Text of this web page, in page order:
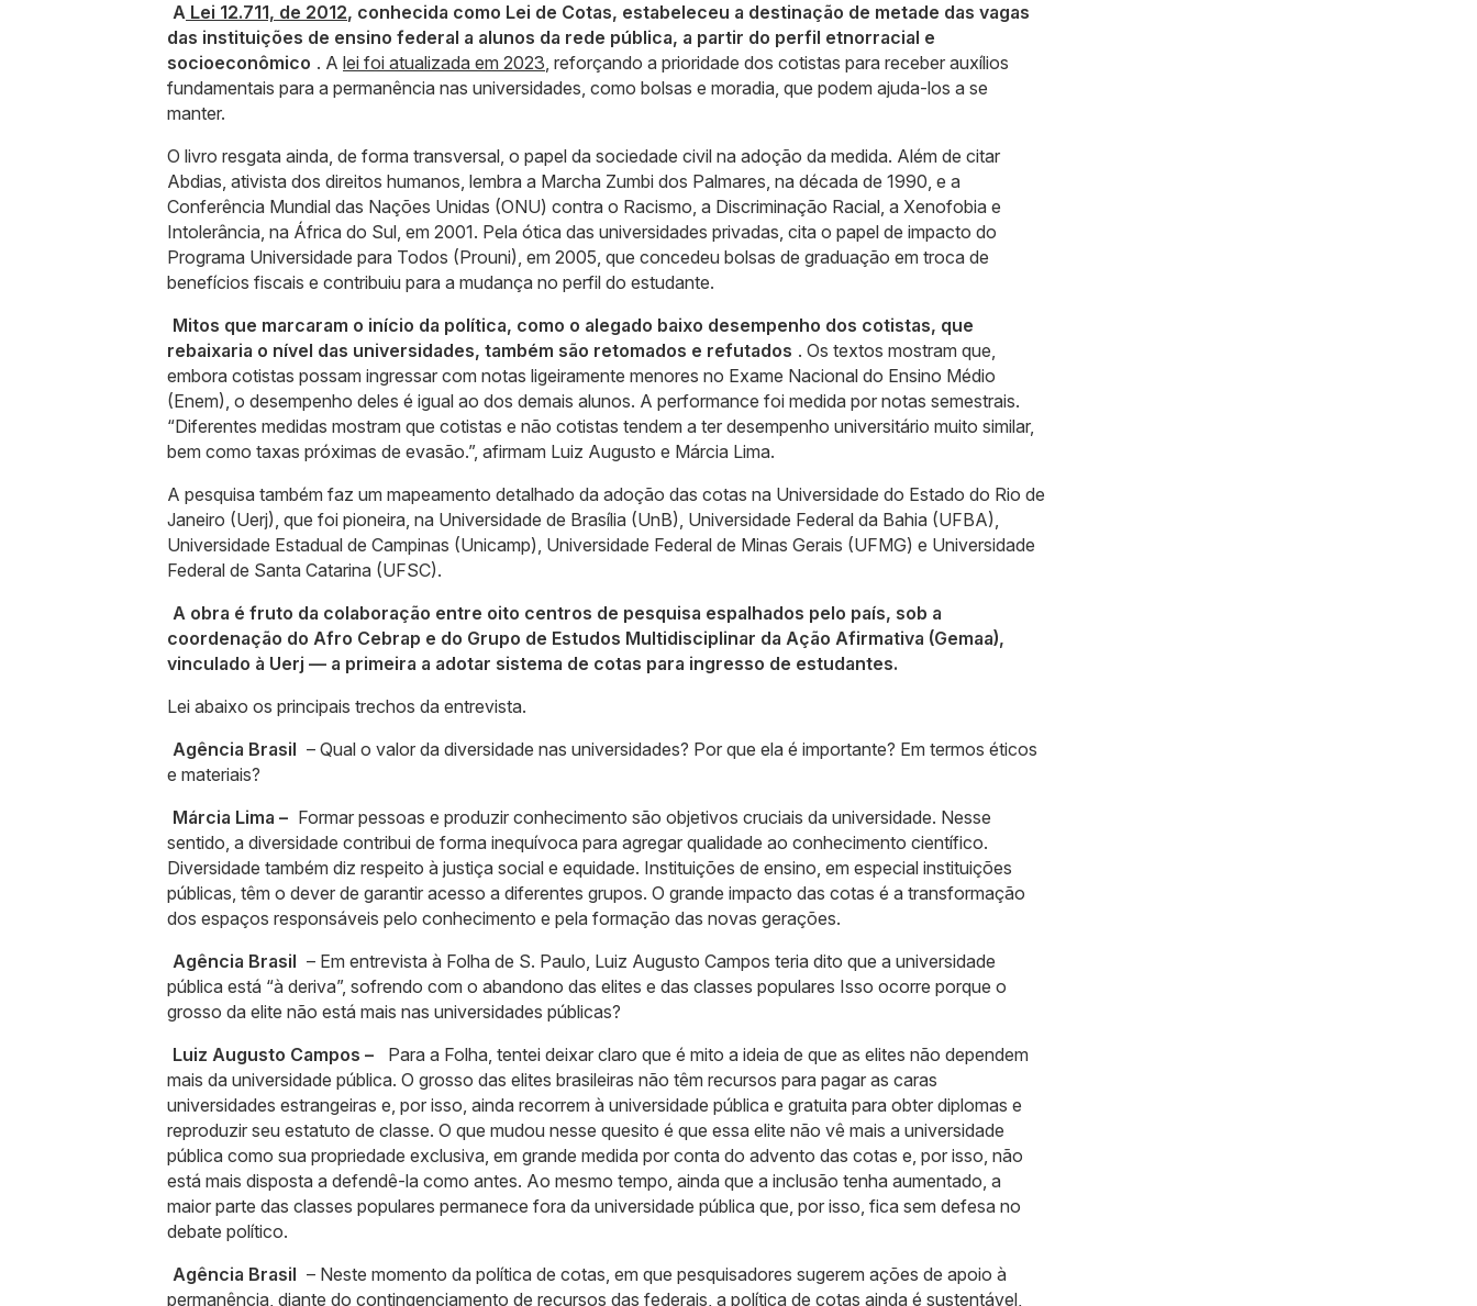
A Lei 12.711, de 2012, conhecida como Lei de Cotas, estabeleceu a destinação de metade das vagas
das instituições de ensino federal a alunos da rede pública, a partir do perfil etnorracial e
socioeconômico . A lei foi atualizada em 2023, reforçando a prioridade dos cotistas para receber auxílios
fundamentais para a permanência nas universidades, como bolsas e moradia, que podem ajuda-los a se
manter.
O livro resgata ainda, de forma transversal, o papel da sociedade civil na adoção da medida. Além de citar
Abdias, ativista dos direitos humanos, lembra a Marcha Zumbi dos Palmares, na década de 1990, e a
Conferência Mundial das Nações Unidas (ONU) contra o Racismo, a Discriminação Racial, a Xenofobia e
Intolerância, na África do Sul, em 2001. Pela ótica das universidades privadas, cita o papel de impacto do
Programa Universidade para Todos (Prouni), em 2005, que concedeu bolsas de graduação em troca de
benefícios fiscais e contribuiu para a mudança no perfil do estudante.
Mitos que marcaram o início da política, como o alegado baixo desempenho dos cotistas, que
rebaixaria o nível das universidades, também são retomados e refutados . Os textos mostram que,
embora cotistas possam ingressar com notas ligeiramente menores no Exame Nacional do Ensino Médio
(Enem), o desempenho deles é igual ao dos demais alunos. A performance foi medida por notas semestrais.
“Diferentes medidas mostram que cotistas e não cotistas tendem a ter desempenho universitário muito similar,
bem como taxas próximas de evasão.”, afirmam Luiz Augusto e Márcia Lima.
A pesquisa também faz um mapeamento detalhado da adoção das cotas na Universidade do Estado do Rio de
Janeiro (Uerj), que foi pioneira, na Universidade de Brasília (UnB), Universidade Federal da Bahia (UFBA),
Universidade Estadual de Campinas (Unicamp), Universidade Federal de Minas Gerais (UFMG) e Universidade
Federal de Santa Catarina (UFSC).
A obra é fruto da colaboração entre oito centros de pesquisa espalhados pelo país, sob a
coordenação do Afro Cebrap e do Grupo de Estudos Multidisciplinar da Ação Afirmativa (Gemaa),
vinculado à Uerj — a primeira a adotar sistema de cotas para ingresso de estudantes.
Lei abaixo os principais trechos da entrevista.
Agência Brasil – Qual o valor da diversidade nas universidades? Por que ela é importante? Em termos éticos
e materiais?
Márcia Lima – Formar pessoas e produzir conhecimento são objetivos cruciais da universidade. Nesse
sentido, a diversidade contribui de forma inequívoca para agregar qualidade ao conhecimento científico.
Diversidade também diz respeito à justiça social e equidade. Instituições de ensino, em especial instituições
públicas, têm o dever de garantir acesso a diferentes grupos. O grande impacto das cotas é a transformação
dos espaços responsáveis pelo conhecimento e pela formação das novas gerações.
Agência Brasil – Em entrevista à Folha de S. Paulo, Luiz Augusto Campos teria dito que a universidade
pública está “à deriva”, sofrendo com o abandono das elites e das classes populares Isso ocorre porque o
grosso da elite não está mais nas universidades públicas?
Luiz Augusto Campos –
Para a Folha, tentei deixar claro que é mito a ideia de que as elites não dependem
mais da universidade pública. O grosso das elites brasileiras não têm recursos para pagar as caras
universidades estrangeiras e, por isso, ainda recorrem à universidade pública e gratuita para obter diplomas e
reproduzir seu estatuto de classe. O que mudou nesse quesito é que essa elite não vê mais a universidade
pública como sua propriedade exclusiva, em grande medida por conta do advento das cotas e, por isso, não
está mais disposta a defendê-la como antes. Ao mesmo tempo, ainda que a inclusão tenha aumentado, a
maior parte das classes populares permanece fora da universidade pública que, por isso, fica sem defesa no
debate político.
Agência Brasil – Neste momento da política de cotas, em que pesquisadores sugerem ações de apoio à
permanência, diante do contingenciamento de recursos das federais, a política de cotas ainda é sustentável,